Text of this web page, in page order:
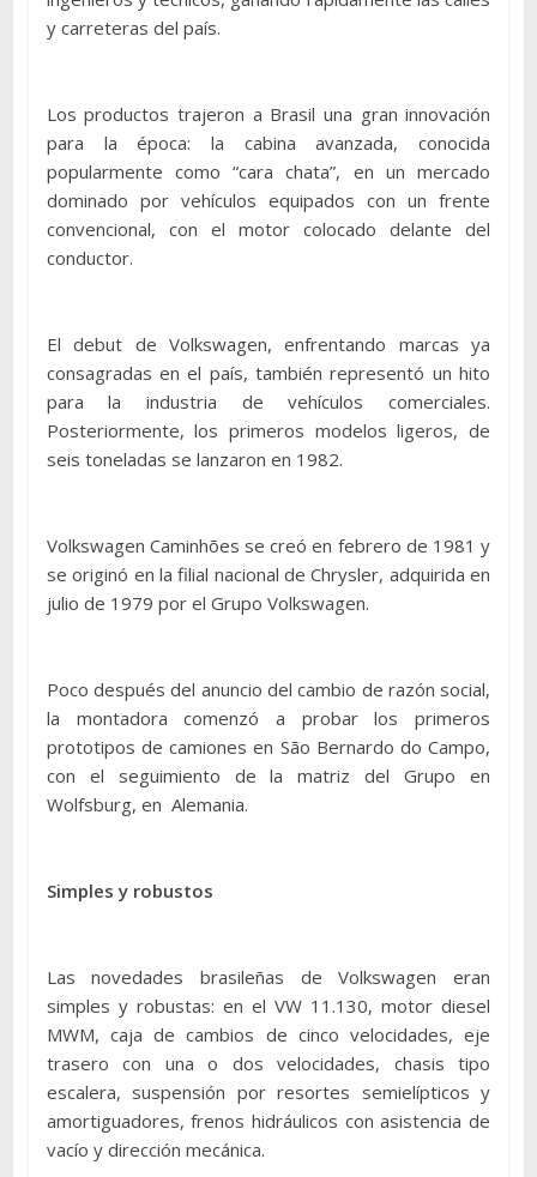
y carreteras del país.
Los productos trajeron a Brasil una gran innovación
para la época: la cabina avanzada, conocida
popularmente como “cara chata”, en un mercado
dominado por vehículos equipados con un frente
convencional, con el motor colocado delante del
conductor.
El debut de Volkswagen, enfrentando marcas ya
consagradas en el país, también representó un hito
para la industria de vehículos comerciales.
Posteriormente, los primeros modelos ligeros, de
seis toneladas se lanzaron en 1982.
Volkswagen Caminhões se creó en febrero de 1981 y
se originó en la filial nacional de Chrysler, adquirida en
julio de 1979 por el Grupo Volkswagen.
Poco después del anuncio del cambio de razón social,
la montadora comenzó a probar los primeros
prototipos de camiones en São Bernardo do Campo,
con el seguimiento de la matriz del Grupo en
Wolfsburg, en Alemania.
Simples y robustos
Las novedades brasileñas de Volkswagen eran
simples y robustas: en el VW 11.130, motor diesel
MWM, caja de cambios de cinco velocidades, eje
trasero con una o dos velocidades, chasis tipo
escalera, suspensión por resortes semielípticos y
amortiguadores, frenos hidráulicos con asistencia de
vacío y dirección mecánica.